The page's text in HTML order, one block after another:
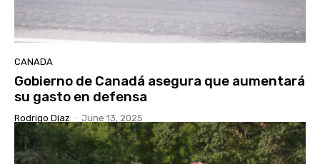
CANADA
Gobierno de Canadá asegura que aumentará
su gasto en defensa
Rodrigo Díaz - June 13, 2025